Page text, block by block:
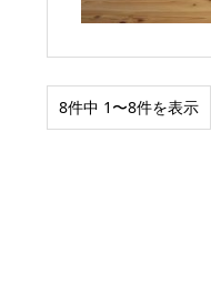
8件中 1〜8件を表示